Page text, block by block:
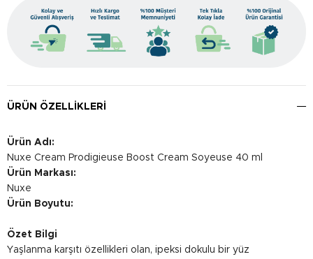
ÜRÜN ÖZELLIKLERI
Ürün Adı:
Nuxe Cream Prodigieuse Boost Cream Soyeuse 40 ml
Ürün Markası:
Nuxe
Ürün Boyutu:
Özet Bilgi
Yaşlanma karşıtı özellikleri olan, ipeksi dokulu bir yüz